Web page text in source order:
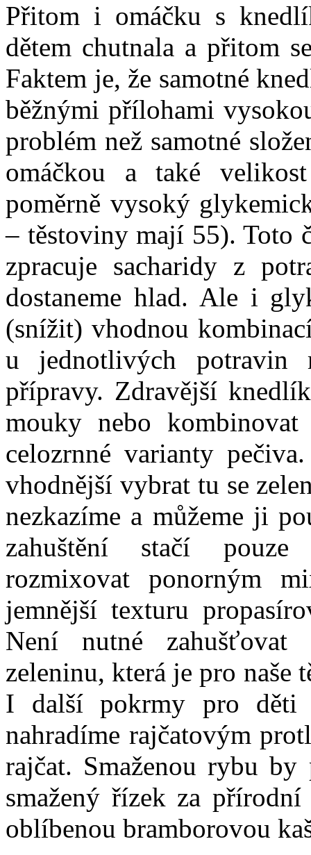
Přitom i omáčku s
dětem chutnala a přitom
Faktem je, že samotné
běžnými přílohami
problém než samotné
omáčkou a také
poměrně vysoký
– těstoviny mají 55). Toto
zpracuje sacharidy z
dostaneme hlad. Ale i
(snížit) vhodnou
u jednotlivých potravin
přípravy. Zdravější
mouky nebo
celozrnné varianty
vhodnější vybrat tu se
nezkazíme a můžeme ji
zahuštění stačí
rozmixovat ponorným
jemnější texturu
Není nutné
zeleninu, která je pro naše
I další pokrmy pro děti
nahradíme rajčatovým
rajčat. Smaženou rybu
smažený řízek za
oblíbenou bramborovou